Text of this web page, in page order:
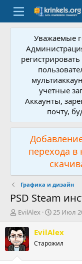
Уважаемые
учетные
Аккаунты,
почту,
перехода в
Графика и дизайн
PSD Steam
А
т
о
р
т
EvilAlex
Д
т
н
25 Июл
EvilAlex
Старожил